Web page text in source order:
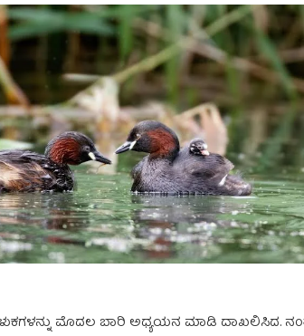
ಮೊದಲ ಬಾರಿ ಅಧ್ಯಯನ ಮಾಡಿ ದಾಖಲಿಸಿದ.